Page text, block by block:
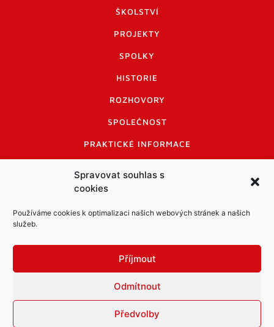
Spravovat souhlas s
cookies
Používáme cookies k optimalizaci našich webových stránek a našich
služeb.
Příjmout
Odmítnout
Předvolby
ŠKOLSTVÍ
PROJEKTY
SPOLKY
HISTORIE
ROZHOVORY
SPOLEČNOST
PRAKTICKÉ INFORMACE
INFORMACE A KODEX DISKUTUJÍCÍCH
LOGO A LOGO MANUÁL
Informace o zpracování osobních údajů